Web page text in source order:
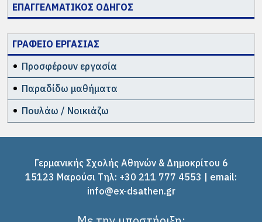
ΕΠΑΓΓΕΛΜΑΤΙΚΟΣ ΟΔΗΓΟΣ
ΓΡΑΦΕΙΟ ΕΡΓΑΣΙΑΣ
Προσφέρουν εργασία
Παραδίδω μαθήματα
Πουλάω / Νοικιάζω
Γερμανικής Σχολής Αθηνών & Δημοκρίτου 6
15123 Μαρούσι Tηλ: +30 211 777 4553 | email:
info@ex-dsathen.gr